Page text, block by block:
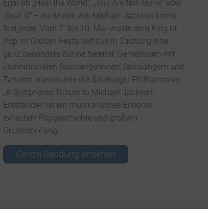
Egal ob „Heal the World“, „You Are Not Alone“ oder
„Beat It“ – die Musik von Michael Jackson kennt
fast jeder. Vom 7. bis 10. Mai wurde dem King of
Pop im Großen Festspielhaus in Salzburg eine
ganz besondere Bühne bereitet: Gemeinsam mit
internationalen Solosängerinnen, Solosängern und
Tänzern präsentierte die Salzburger Philharmonie
„A Symphonic Tribute to Michael Jackson“.
Entstanden ist ein musikalisches Erlebnis
zwischen Popgeschichte und großem
Orchesterklang.
Ganze Sendung ansehen